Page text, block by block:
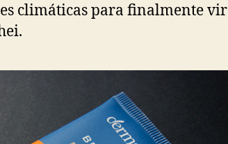
climáticas para finalmente vir